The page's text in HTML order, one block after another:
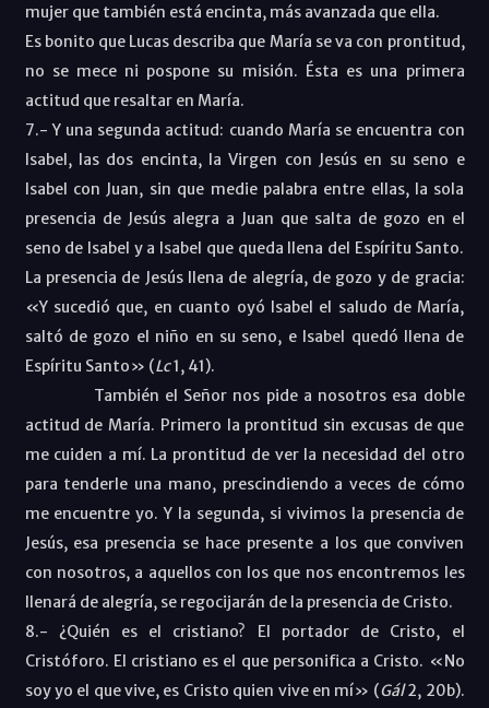
mujer que también está encinta, más avanzada que ella.
Es bonito que Lucas describa que María se va con prontitud,
no se mece ni pospone su misión. Ésta es una primera
actitud que resaltar en María.
7.- Y una segunda actitud: cuando María se encuentra con
Isabel, las dos encinta, la Virgen con Jesús en su seno e
Isabel con Juan, sin que medie palabra entre ellas, la sola
presencia de Jesús alegra a Juan que salta de gozo en el
seno de Isabel y a Isabel que queda llena del Espíritu Santo.
La presencia de Jesús llena de alegría, de gozo y de gracia:
«Y sucedió que, en cuanto oyó Isabel el saludo de María,
saltó de gozo el niño en su seno, e Isabel quedó llena de
Espíritu Santo» (Lc1, 41).
También el Señor nos pide a nosotros esa doble
actitud de María. Primero la prontitud sin excusas de que
me cuiden a mí. La prontitud de ver la necesidad del otro
para tenderle una mano, prescindiendo a veces de cómo
me encuentre yo. Y la segunda, si vivimos la presencia de
Jesús, esa presencia se hace presente a los que conviven
con nosotros, a aquellos con los que nos encontremos les
llenará de alegría, se regocijarán de la presencia de Cristo.
8.- ¿Quién es el cristiano? El portador de Cristo, el
Cristóforo. El cristiano es el que personifica a Cristo. «No
soy yo el que vive, es Cristo quien vive en mí» (Gál2, 20b).